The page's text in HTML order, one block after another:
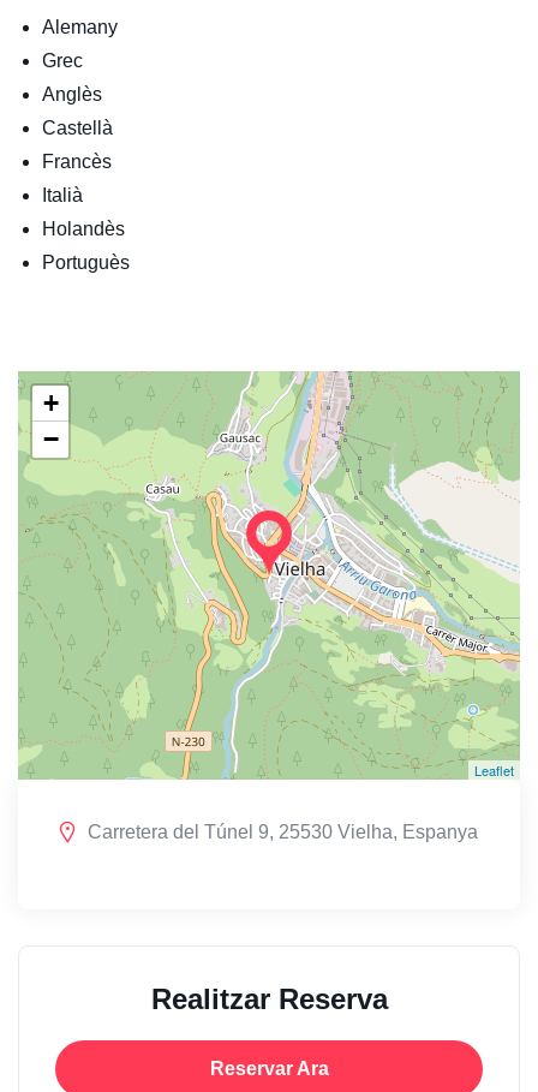
Alemany
Grec
Anglès
Castellà
Francès
Italià
Holandès
Portuguès
+
−
Leaflet
Carretera del Túnel 9, 25530 Vielha, Espanya
Realitzar Reserva
Reservar Ara